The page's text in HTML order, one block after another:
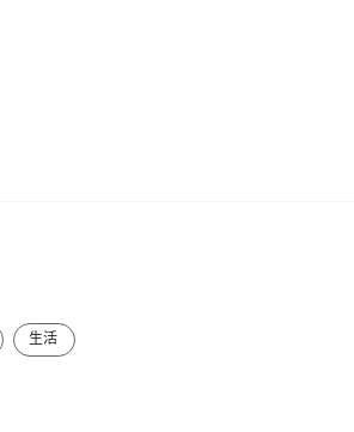
生活